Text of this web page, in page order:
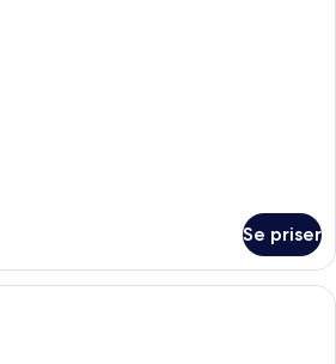
Se priser
Island Suite | Sengetøy av topp